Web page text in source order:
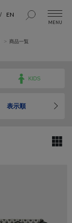
EN
商品一覧
KIDS
表示順